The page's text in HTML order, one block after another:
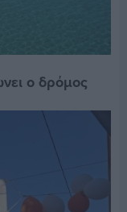
ο δρόμος